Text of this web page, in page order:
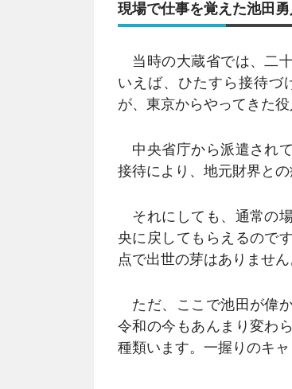
現場で仕事を覚えた池田勇
当時の大蔵省では、二
いえば、ひたすら接待づ
が、東京からやってきた
中央省庁から派遣され
接待により、地元財界と
それにしても、通常の
央に戻してもらえるので
点で出世の芽はありません
ただ、ここで池田が偉
令和の今もあんまり変わ
種類います。一握りのキ